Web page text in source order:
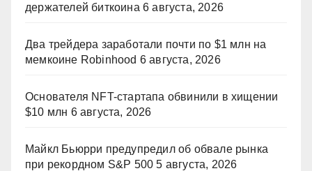
держателей биткоина 6 августа, 2026
Два трейдера заработали почти по $1 млн на
мемкоине Robinhood 6 августа, 2026
Основателя NFT-стартапа обвинили в хищении
$10 млн 6 августа, 2026
Майкл Бьюрри предупредил об обвале рынка
при рекордном S&P 500 5 августа, 2026